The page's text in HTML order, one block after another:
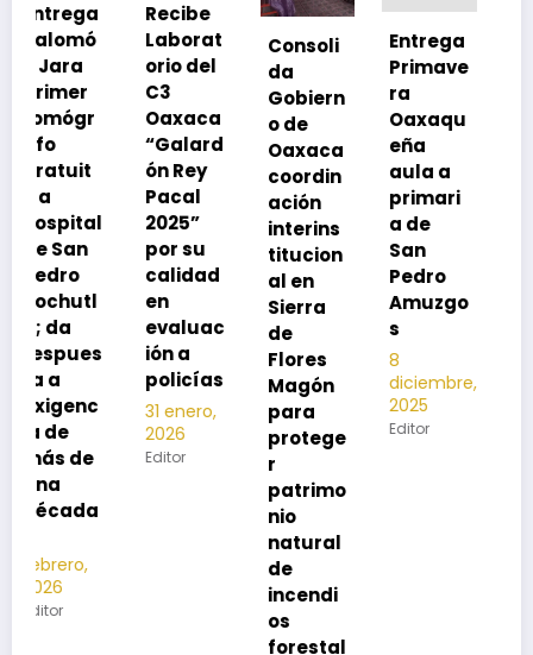
Recibe
Laborat
orio del
C3
Oaxaca
“Galard
ón Rey
Pacal
2025”
por su
calidad
en
evaluac
ión a
policías
31 enero,
2026
Editor
Consoli
da
Gobiern
o de
Oaxaca
coordin
ación
interins
titucion
al en
Sierra
de
Flores
Magón
para
protege
r
Entrega
Primave
ra
Oaxaqu
eña
aula a
primari
a de
San
Pedro
Amuzgo
s
8
diciembre,
2025
Editor
Exhorta
SSO a
rse de
neumoc
oco
para
preveni
r la
neumon
ía
2025
Editor